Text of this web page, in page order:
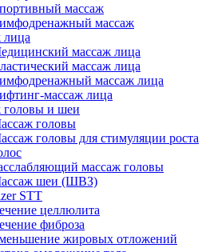
массаж
массаж
массаж лица
массаж лица
массаж лица
массаж лица
головы и шеи
головы
головы для стимуляции роста
массаж головы
шеи (ШВЗ)
STT
целлюлита
фиброза
жировых отложений